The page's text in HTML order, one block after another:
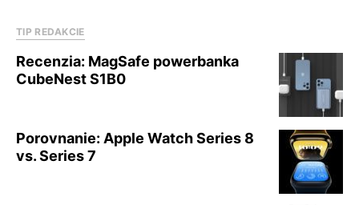
TIP REDAKCIE
Recenzia: MagSafe powerbanka
CubeNest S1B0
Porovnanie: Apple Watch Series 8
vs. Series 7